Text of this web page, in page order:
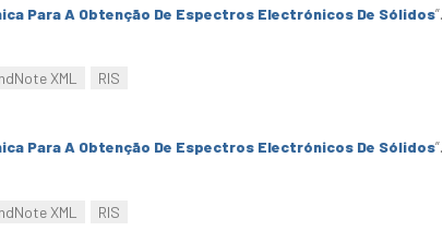
Para A Obtenção De Espectros Electrónicos De Sólidos”.
XML RIS
Para A Obtenção De Espectros Electrónicos De Sólidos”.
XML RIS